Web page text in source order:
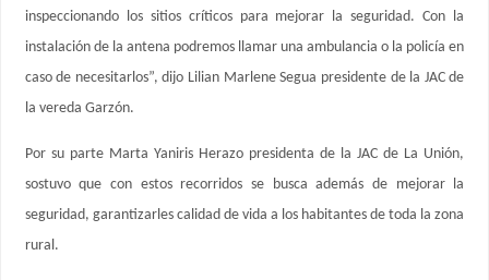
inspeccionando los sitios críticos para mejorar la seguridad. Con la
instalación de la antena podremos llamar una ambulancia o la policía en
caso de necesitarlos”, dijo Lilian Marlene Segua presidente de la JAC de
la vereda Garzón.
Por su parte Marta Yaniris Herazo presidenta de la JAC de La Unión,
sostuvo que con estos recorridos se busca además de mejorar la
seguridad, garantizarles calidad de vida a los habitantes de toda la zona
rural.